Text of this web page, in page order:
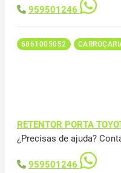
959501246
6861005052
RETENTOR PORTA
¿Precisas de ajuda?
959501246